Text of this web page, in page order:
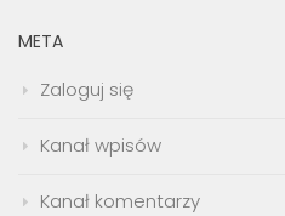
META
Zaloguj się
Kanał wpisów
Kanał komentarzy